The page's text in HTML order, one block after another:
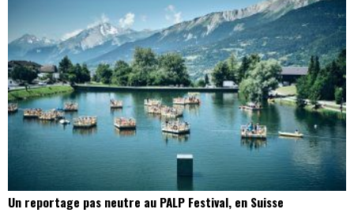
Un reportage pas neutre au PALP Festival, en Suisse